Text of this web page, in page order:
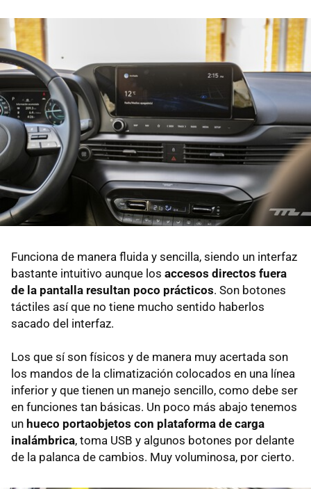
Funciona de manera fluida y sencilla, siendo un interfaz
bastante intuitivo aunque los accesos directos fuera
de la pantalla resultan poco prácticos. Son botones
táctiles así que no tiene mucho sentido haberlos
sacado del interfaz.
Los que sí son físicos y de manera muy acertada son
los mandos de la climatización colocados en una línea
inferior y que tienen un manejo sencillo, como debe ser
en funciones tan básicas. Un poco más abajo tenemos
un hueco portaobjetos con plataforma de carga
inalámbrica, toma USB y algunos botones por delante
de la palanca de cambios. Muy voluminosa, por cierto.